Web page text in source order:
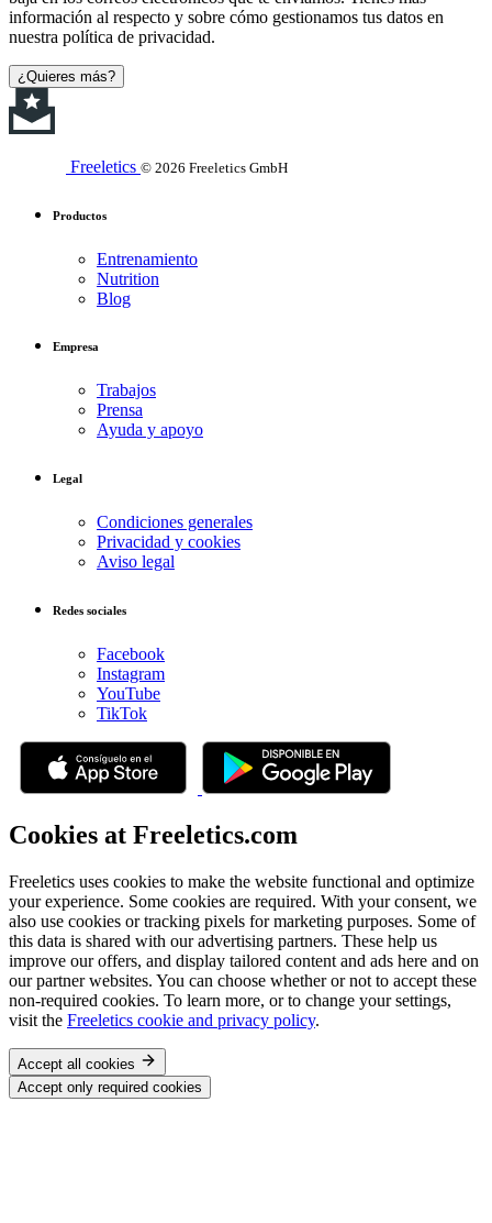
información al respecto y sobre cómo gestionamos tus datos en
nuestra política de privacidad.
¿Quieres más?
Freeletics © 2026 Freeletics GmbH
Productos
Entrenamiento
Nutrition
Blog
Empresa
Trabajos
Prensa
Ayuda y apoyo
Legal
Condiciones generales
Privacidad y cookies
Aviso legal
Redes sociales
Facebook
Instagram
YouTube
TikTok
Cookies at Freeletics.com
Freeletics uses cookies to make the website functional and optimize
your experience. Some cookies are required. With your consent, we
also use cookies or tracking pixels for marketing purposes. Some of
this data is shared with our advertising partners. These help us
improve our offers, and display tailored content and ads here and on
our partner websites. You can choose whether or not to accept these
non-required cookies. To learn more, or to change your settings,
visit the Freeletics cookie and privacy policy.
Accept all cookies
Accept only required cookies